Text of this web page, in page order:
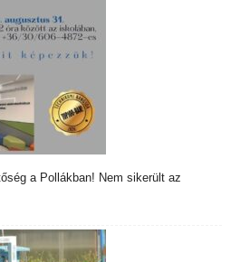
a Pollákban! Nem sikerült az